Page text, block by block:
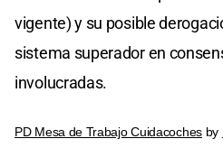
vigente) y su posible
sistema superador en
involucradas.
PD Mesa de Trabajo Cuidacoches by